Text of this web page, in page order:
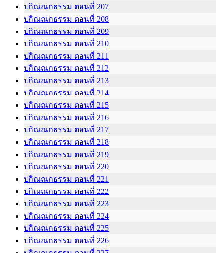
ปกิณณกธรรม ตอนที่ 207
ปกิณณกธรรม ตอนที่ 208
ปกิณณกธรรม ตอนที่ 209
ปกิณณกธรรม ตอนที่ 210
ปกิณณกธรรม ตอนที่ 211
ปกิณณกธรรม ตอนที่ 212
ปกิณณกธรรม ตอนที่ 213
ปกิณณกธรรม ตอนที่ 214
ปกิณณกธรรม ตอนที่ 215
ปกิณณกธรรม ตอนที่ 216
ปกิณณกธรรม ตอนที่ 217
ปกิณณกธรรม ตอนที่ 218
ปกิณณกธรรม ตอนที่ 219
ปกิณณกธรรม ตอนที่ 220
ปกิณณกธรรม ตอนที่ 221
ปกิณณกธรรม ตอนที่ 222
ปกิณณกธรรม ตอนที่ 223
ปกิณณกธรรม ตอนที่ 224
ปกิณณกธรรม ตอนที่ 225
ปกิณณกธรรม ตอนที่ 226